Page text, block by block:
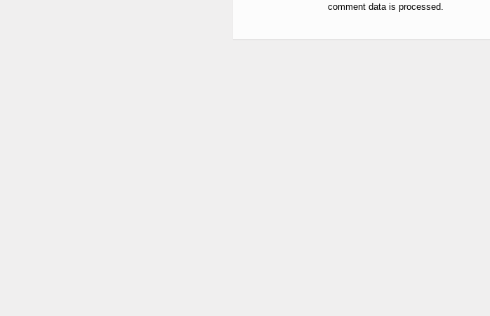
comment data is processed.